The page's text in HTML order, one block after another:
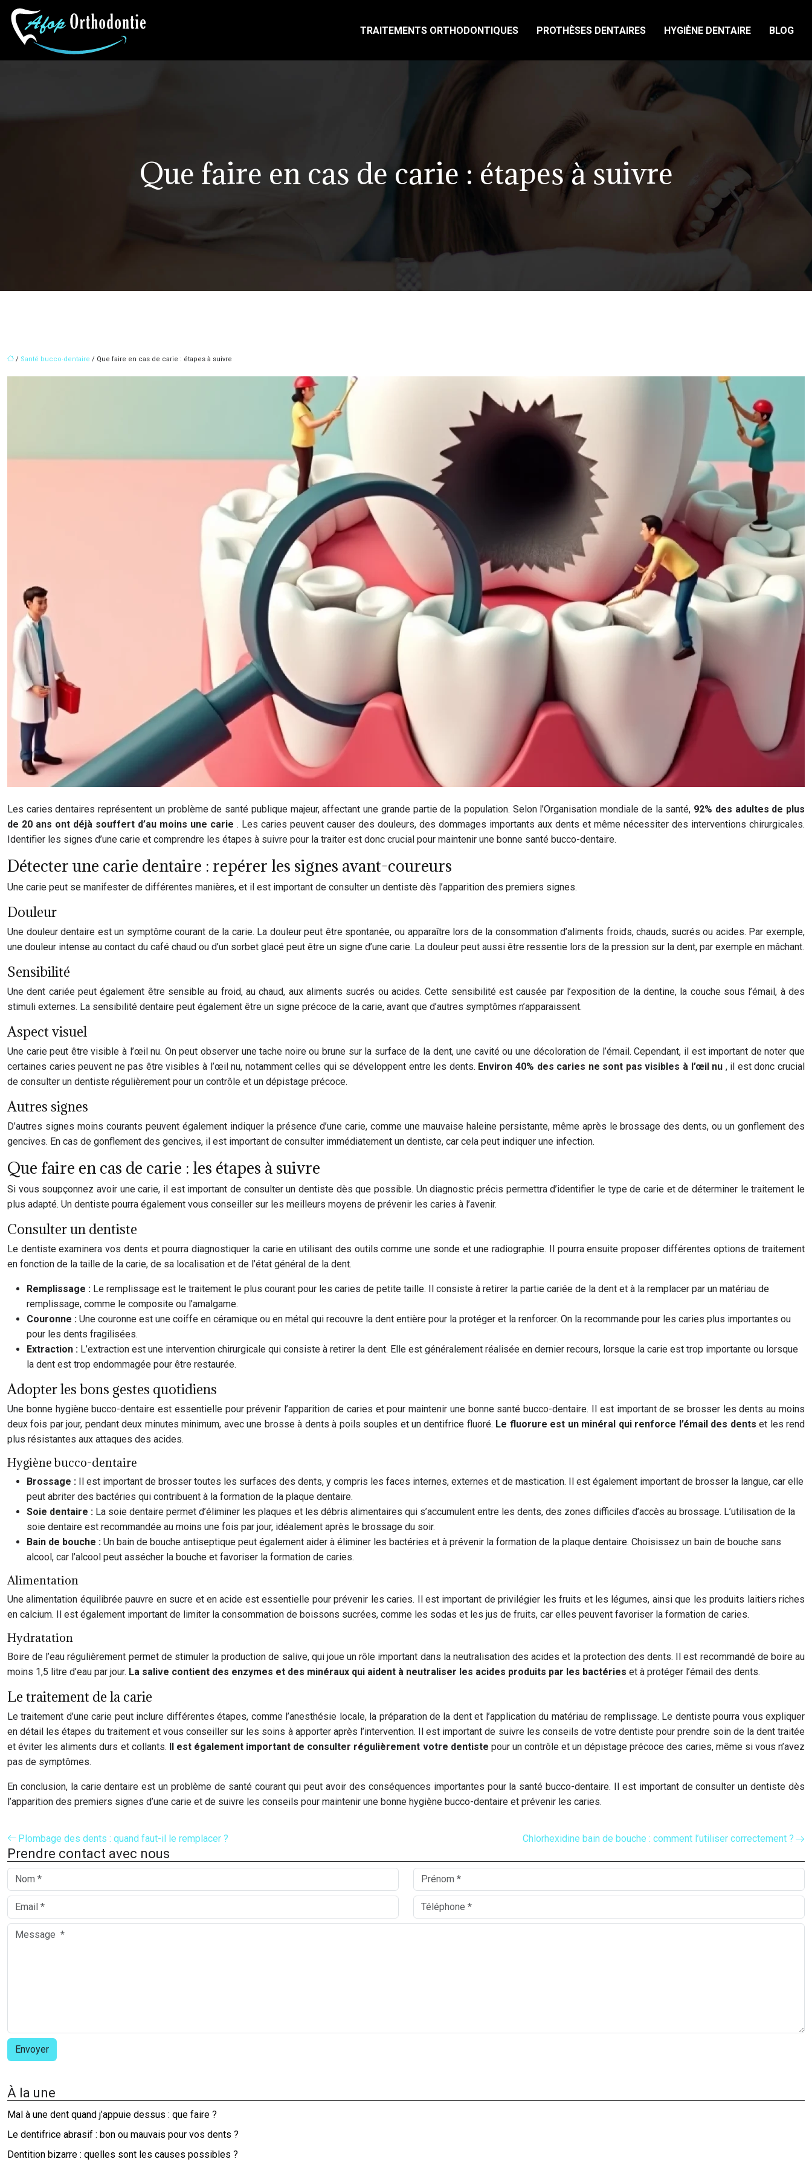
TRAITEMENTS ORTHODONTIQUES PROTHÈSES DENTAIRES HYGIÈNE DENTAIRE BLOG
Que faire en cas de carie : étapes à suivre
/ Santé bucco-dentaire / Que faire en cas de carie : étapes à suivre
Les caries dentaires représentent un problème de santé publique majeur, affectant une grande partie de la population. Selon l’Organisation mondiale de la santé, 92% des adultes de plus
de 20 ans ont déjà souffert d’au moins une carie . Les caries peuvent causer des douleurs, des dommages importants aux dents et même nécessiter des interventions chirurgicales.
Identifier les signes d’une carie et comprendre les étapes à suivre pour la traiter est donc crucial pour maintenir une bonne santé bucco-dentaire.
Détecter une carie dentaire : repérer les signes avant-coureurs
Une carie peut se manifester de différentes manières, et il est important de consulter un dentiste dès l’apparition des premiers signes.
Douleur
Une douleur dentaire est un symptôme courant de la carie. La douleur peut être spontanée, ou apparaître lors de la consommation d’aliments froids, chauds, sucrés ou acides. Par exemple,
une douleur intense au contact du café chaud ou d’un sorbet glacé peut être un signe d’une carie. La douleur peut aussi être ressentie lors de la pression sur la dent, par exemple en mâchant.
Sensibilité
Une dent cariée peut également être sensible au froid, au chaud, aux aliments sucrés ou acides. Cette sensibilité est causée par l’exposition de la dentine, la couche sous l’émail, à des
stimuli externes. La sensibilité dentaire peut également être un signe précoce de la carie, avant que d’autres symptômes n’apparaissent.
Aspect visuel
Une carie peut être visible à l’œil nu. On peut observer une tache noire ou brune sur la surface de la dent, une cavité ou une décoloration de l’émail. Cependant, il est important de noter que
certaines caries peuvent ne pas être visibles à l’œil nu, notamment celles qui se développent entre les dents. Environ 40% des caries ne sont pas visibles à l’œil nu , il est donc crucial
de consulter un dentiste régulièrement pour un contrôle et un dépistage précoce.
Autres signes
D’autres signes moins courants peuvent également indiquer la présence d’une carie, comme une mauvaise haleine persistante, même après le brossage des dents, ou un gonflement des
gencives. En cas de gonflement des gencives, il est important de consulter immédiatement un dentiste, car cela peut indiquer une infection.
Que faire en cas de carie : les étapes à suivre
Si vous soupçonnez avoir une carie, il est important de consulter un dentiste dès que possible. Un diagnostic précis permettra d’identifier le type de carie et de déterminer le traitement le
plus adapté. Un dentiste pourra également vous conseiller sur les meilleurs moyens de prévenir les caries à l’avenir.
Consulter un dentiste
Le dentiste examinera vos dents et pourra diagnostiquer la carie en utilisant des outils comme une sonde et une radiographie. Il pourra ensuite proposer différentes options de traitement
en fonction de la taille de la carie, de sa localisation et de l’état général de la dent.
Remplissage : Le remplissage est le traitement le plus courant pour les caries de petite taille. Il consiste à retirer la partie cariée de la dent et à la remplacer par un matériau de
remplissage, comme le composite ou l’amalgame.
Couronne : Une couronne est une coiffe en céramique ou en métal qui recouvre la dent entière pour la protéger et la renforcer. On la recommande pour les caries plus importantes ou
pour les dents fragilisées.
Extraction : L’extraction est une intervention chirurgicale qui consiste à retirer la dent. Elle est généralement réalisée en dernier recours, lorsque la carie est trop importante ou lorsque
la dent est trop endommagée pour être restaurée.
Adopter les bons gestes quotidiens
Une bonne hygiène bucco-dentaire est essentielle pour prévenir l’apparition de caries et pour maintenir une bonne santé bucco-dentaire. Il est important de se brosser les dents au moins
deux fois par jour, pendant deux minutes minimum, avec une brosse à dents à poils souples et un dentifrice fluoré. Le fluorure est un minéral qui renforce l’émail des dentset les rend
plus résistantes aux attaques des acides.
Hygiène bucco-dentaire
Brossage : Il est important de brosser toutes les surfaces des dents, y compris les faces internes, externes et de mastication. Il est également important de brosser la langue, car elle
peut abriter des bactéries qui contribuent à la formation de la plaque dentaire.
Soie dentaire : La soie dentaire permet d’éliminer les plaques et les débris alimentaires qui s’accumulent entre les dents, des zones difficiles d’accès au brossage. L’utilisation de la
soie dentaire est recommandée au moins une fois par jour, idéalement après le brossage du soir.
Bain de bouche : Un bain de bouche antiseptique peut également aider à éliminer les bactéries et à prévenir la formation de la plaque dentaire. Choisissez un bain de bouche sans
alcool, car l’alcool peut assécher la bouche et favoriser la formation de caries.
Alimentation
Une alimentation équilibrée pauvre en sucre et en acide est essentielle pour prévenir les caries. Il est important de privilégier les fruits et les légumes, ainsi que les produits laitiers riches
en calcium. Il est également important de limiter la consommation de boissons sucrées, comme les sodas et les jus de fruits, car elles peuvent favoriser la formation de caries.
Hydratation
Boire de l’eau régulièrement permet de stimuler la production de salive, qui joue un rôle important dans la neutralisation des acides et la protection des dents. Il est recommandé de boire au
moins 1,5 litre d’eau par jour. La salive contient des enzymes et des minéraux qui aident à neutraliser les acides produits par les bactéries et à protéger l’émail des dents.
Le traitement de la carie
Le traitement d’une carie peut inclure différentes étapes, comme l’anesthésie locale, la préparation de la dent et l’application du matériau de remplissage. Le dentiste pourra vous expliquer
en détail les étapes du traitement et vous conseiller sur les soins à apporter après l’intervention. Il est important de suivre les conseils de votre dentiste pour prendre soin de la dent traitée
et éviter les aliments durs et collants. Il est également important de consulter régulièrement votre dentiste pour un contrôle et un dépistage précoce des caries, même si vous n’avez
pas de symptômes.
En conclusion, la carie dentaire est un problème de santé courant qui peut avoir des conséquences importantes pour la santé bucco-dentaire. Il est important de consulter un dentiste dès
l’apparition des premiers signes d’une carie et de suivre les conseils pour maintenir une bonne hygiène bucco-dentaire et prévenir les caries.
Plombage des dents : quand faut-il le remplacer ? Chlorhexidine bain de bouche : comment l’utiliser correctement ?
Prendre contact avec nous
À la une
Mal à une dent quand j’appuie dessus : que faire ?
Le dentifrice abrasif : bon ou mauvais pour vos dents ?
Dentition bizarre : quelles sont les causes possibles ?